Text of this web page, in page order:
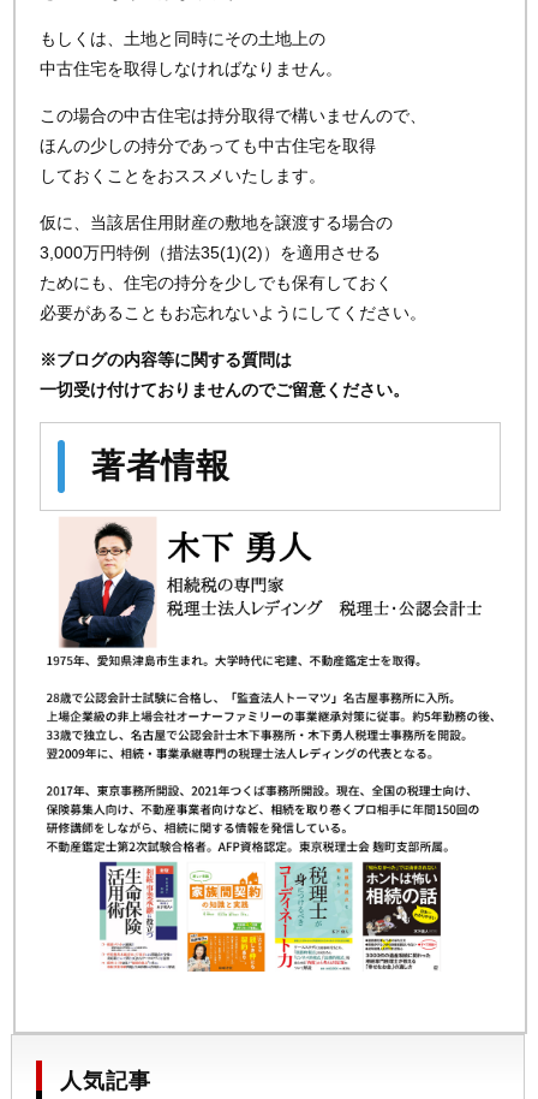
もしくは、土地と同時にその土地上の
中古住宅を取得しなければなりません。
この場合の中古住宅は持分取得で構いませんので、
ほんの少しの持分であっても中古住宅を取得
しておくことをおススメいたします。
仮に、当該居住用財産の敷地を譲渡する場合の
3,000万円特例（措法35(1)(2)）を適用させる
ためにも、住宅の持分を少しでも保有しておく
必要があることもお忘れないようにしてください。
※ブログの内容等に関する質問は
一切受け付けておりませんのでご留意ください。
著者情報
人気記事